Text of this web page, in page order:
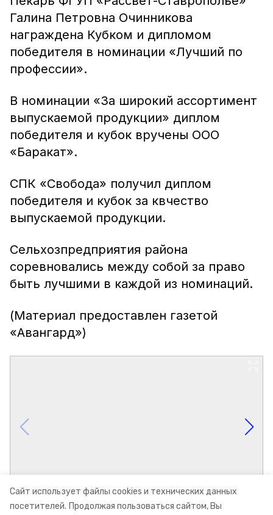
Сайт использует файлы cookies и технических данных
посетителей. Продолжая пользоваться сайтом, Вы
Галина Петровна Очинникова
награждена Кубком и дипломом
победителя в номинации «Лучший по
профессии».
В номинации «За широкий ассортимент
выпускаемой продукции» диплом
победителя и кубок вручены ООО
«Баракат».
СПК «Свобода» получил диплом
победителя и кубок за квчество
выпускаемой продукции.
Сельхозпредприятия района
соревновались между собой за право
быть лучшими в каждой из номинаций.
(Материал предоставлен газетой
«Авангард»)